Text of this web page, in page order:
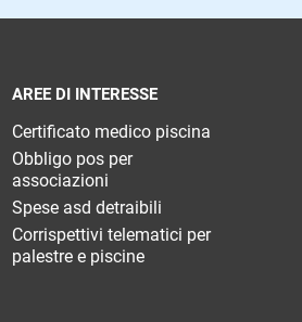
AREE DI INTERESSE
Certificato medico piscina
Obbligo pos per
associazioni
Spese asd detraibili
Corrispettivi telematici per
palestre e piscine